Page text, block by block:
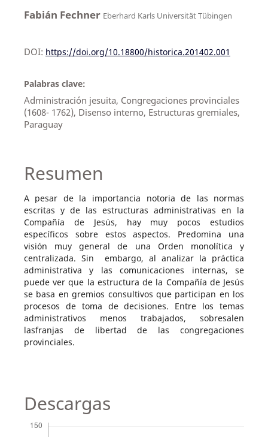
Fabián Fechner Eberhard Karls Universität Tübingen
DOI: https://doi.org/10.18800/historica.201402.001
Palabras clave:
Administración jesuita, Congregaciones provinciales
(1608- 1762), Disenso interno, Estructuras gremiales,
Paraguay
Resumen
A pesar de la importancia notoria de las normas
escritas y de las estructuras administrativas en la
Compañía de Jesús, hay muy pocos estudios
específicos sobre estos aspectos. Predomina una
visión muy general de una Orden monolítica y
centralizada. Sin embargo, al analizar la práctica
administrativa y las comunicaciones internas, se
puede ver que la estructura de la Compañía de Jesús
se basa en gremios consultivos que participan en los
procesos de toma de decisiones. Entre los temas
administrativos menos trabajados, sobresalen
lasfranjas de libertad de las congregaciones
provinciales.
Descargas